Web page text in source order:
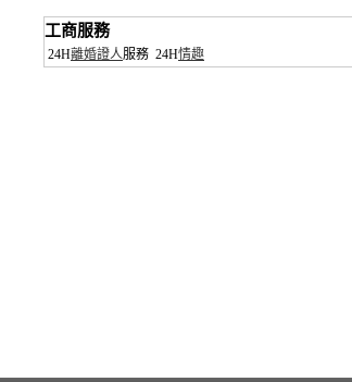
工商服務
24H離婚證人服務 24H情趣